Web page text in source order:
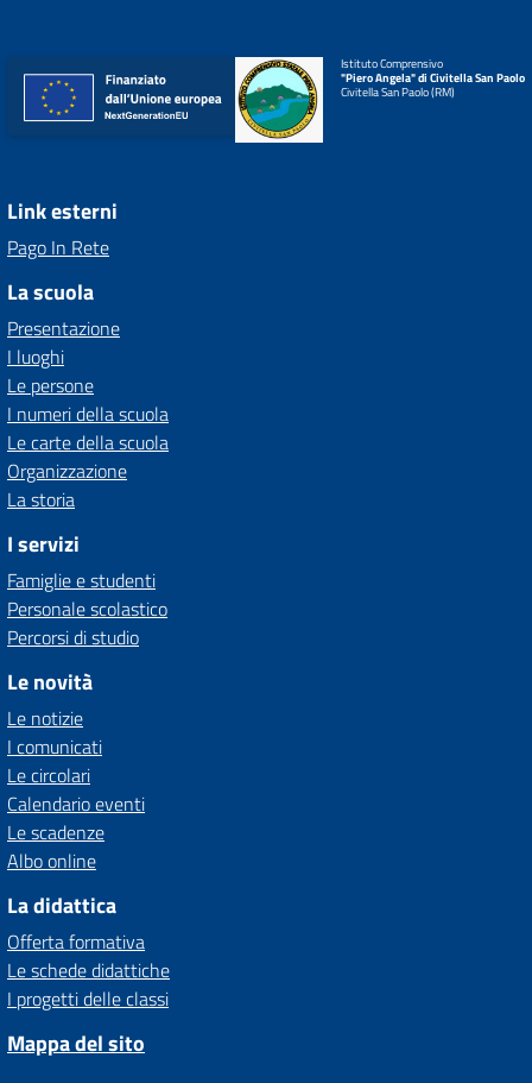
Istituto Comprensivo
"Piero Angela" di Civitella San Paolo
Civitella San Paolo (RM)
Link esterni
Pago In Rete
La scuola
Presentazione
I luoghi
Le persone
I numeri della scuola
Le carte della scuola
Organizzazione
La storia
I servizi
Famiglie e studenti
Personale scolastico
Percorsi di studio
Le novità
Le notizie
I comunicati
Le circolari
Calendario eventi
Le scadenze
Albo online
La didattica
Offerta formativa
Le schede didattiche
I progetti delle classi
Mappa del sito